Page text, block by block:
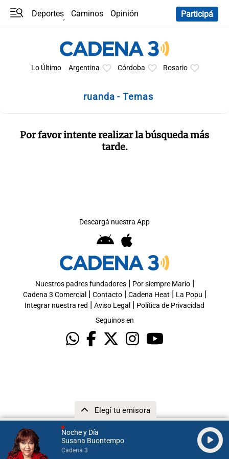
Noche y Día
Susana Buontempo
Cadena 3
Elegí tu emisora
Deportes Caminos
Opinión
Participá
Lo Último Argentina Córdoba Rosario
ruanda - Temas
Por favor intente realizar la búsqueda más
tarde.
Descargá nuestra App
Nuestros padres fundadores| Por siempre Mario|
Cadena 3 Comercial | Contacto| Cadena Heat | La Popu |
Integrar nuestra red | Aviso Legal | Política de Privacidad
Seguinos en